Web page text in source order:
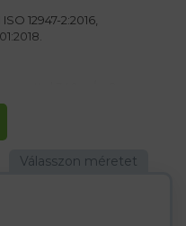
12947-2:2016,
a szakadást